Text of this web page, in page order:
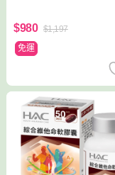
$980 $1,197
免運